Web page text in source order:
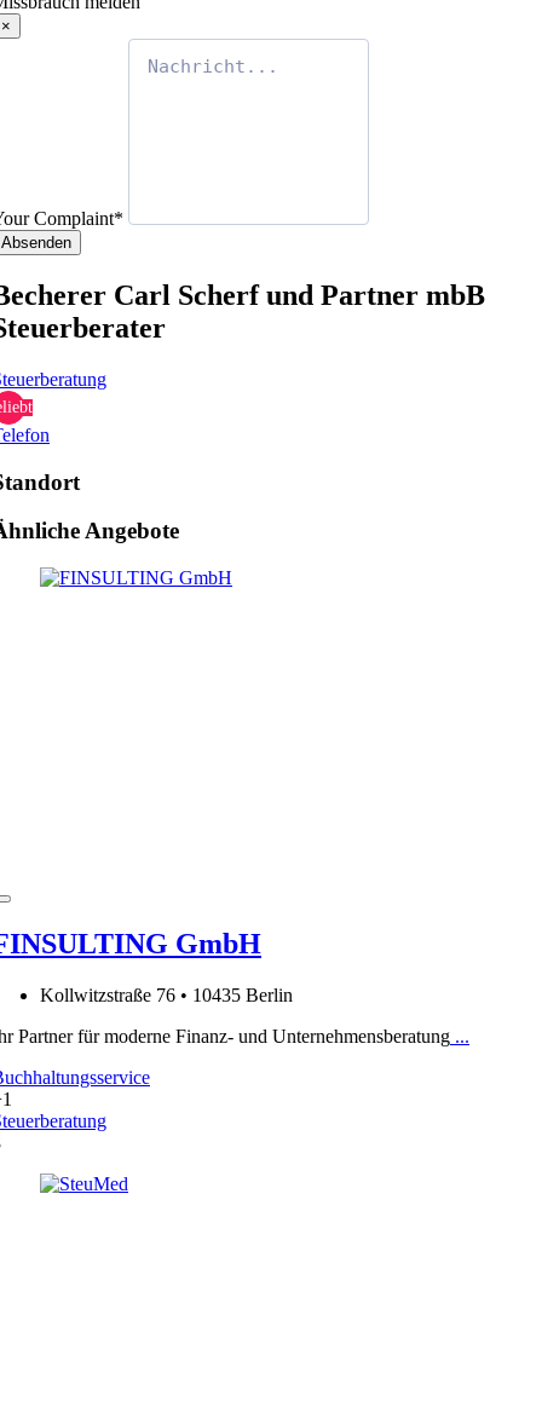
×
Complaint*
Absenden
Carl Scherf und Partner mbB
Angebote
GmbH
Kollwitzstraße 76 • 10435 Berlin
Partner für moderne Finanz- und Unternehmensberatung ...